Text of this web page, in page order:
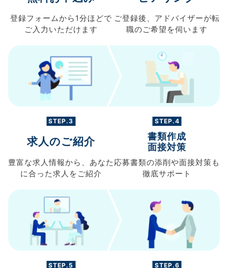
登録フォームから 1分ほどで
ご入力 いただけます
ご登録後、 アドバイザーが転
職のご希望を伺います
STEP.3
求人のご紹介
豊富な求人情報から、 あなた
に合った求人を ご紹介
STEP.4
書類作成
面接対策
応募書類の添削や面接対策も
徹底サポート
STEP.5 STEP.6